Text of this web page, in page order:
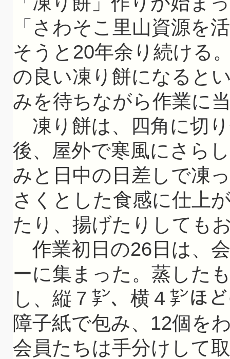
「さわそこ里山資源を
そうと20年余り続ける
の良い凍り餅になると
みを待ちながら作業に
凍り餅は、四角に切
後、屋外で寒風にさら
みと日中の日差しで凍
さくとした食感に仕上
たり、揚げたりしても
作業初日の26日は、
ーに集まった。蒸した
し、縦７㌢、横４㌢ほ
障子紙で包み、12個を
会員たちは手分けして